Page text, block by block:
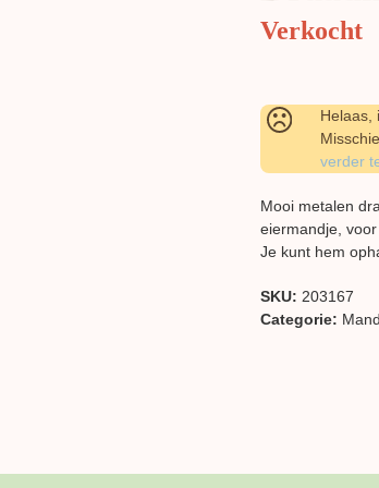
Verkocht
Helaas,
verder
Mooi metalen
eiermandje,
Je kunt hem
SKU: 203167
Categorie: